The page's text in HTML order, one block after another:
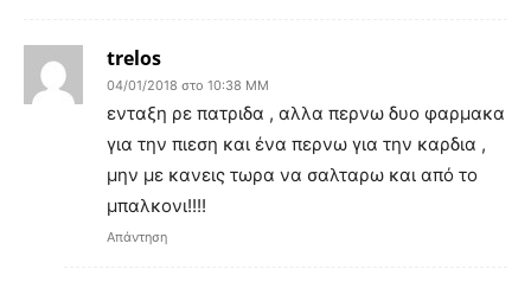
trelos
04/01/2018 στο 10:38 ΜΜ
ενταξη ρε πατριδα , αλλα περνω δυο φαρμακα
για την πιεση και ένα περνω για την καρδια ,
μην με κανεις τωρα να σαλταρω και από το
μπαλκονι!!!!
Απάντηση